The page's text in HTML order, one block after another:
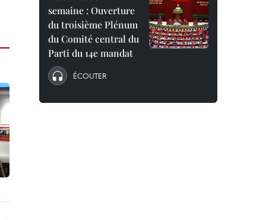
semaine : Ouverture
du troisième Plénum
du Comité central du
Parti du 14e mandat
ÉCOUTER